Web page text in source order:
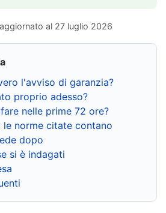
al 27 luglio 2026
l'avviso di garanzia?
proprio adesso?
nelle prime 72 ore?
le norme citate contano
dopo
si è indagati